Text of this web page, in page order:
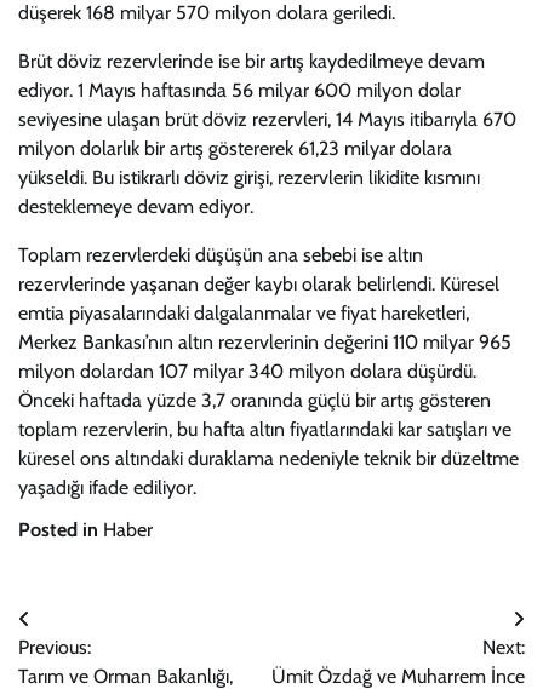
düşerek 168 milyar 570 milyon dolara geriledi.
Brüt döviz rezervlerinde ise bir artış kaydedilmeye devam
ediyor. 1 Mayıs haftasında 56 milyar 600 milyon dolar
seviyesine ulaşan brüt döviz rezervleri, 14 Mayıs itibarıyla 670
milyon dolarlık bir artış göstererek 61,23 milyar dolara
yükseldi. Bu istikrarlı döviz girişi, rezervlerin likidite kısmını
desteklemeye devam ediyor.
Toplam rezervlerdeki düşüşün ana sebebi ise altın
rezervlerinde yaşanan değer kaybı olarak belirlendi. Küresel
emtia piyasalarındaki dalgalanmalar ve fiyat hareketleri,
Merkez Bankası’nın altın rezervlerinin değerini 110 milyar 965
milyon dolardan 107 milyar 340 milyon dolara düşürdü.
Önceki haftada yüzde 3,7 oranında güçlü bir artış gösteren
toplam rezervlerin, bu hafta altın fiyatlarındaki kar satışları ve
küresel ons altındaki duraklama nedeniyle teknik bir düzeltme
yaşadığı ifade ediliyor.
Posted in Haber
Yazı
gezinmesi
Previous:
Tarım ve Orman Bakanlığı,
Next:
Ümit Özdağ ve Muharrem İnce